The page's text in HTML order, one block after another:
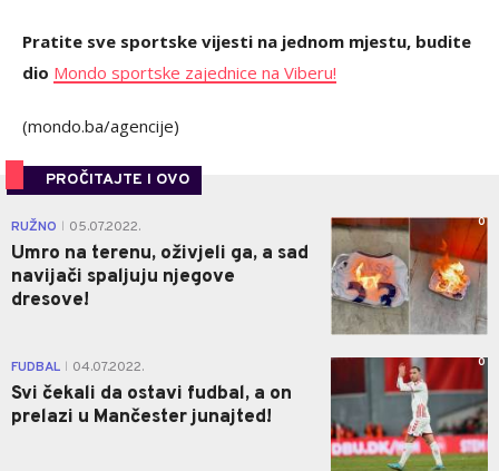
Pratite sve sportske vijesti na jednom mjestu, budite
dio Mondo sportske zajednice na Viberu!
(mondo.ba/agencije)
PROČITAJTE I OVO
RUŽNO 05.07.2022.
Umro na terenu, oživjeli ga, a sad
navijači spaljuju njegove
dresove!
0
FUDBAL 04.07.2022.
Svi čekali da ostavi fudbal, a on
prelazi u Mančester junajted!
0